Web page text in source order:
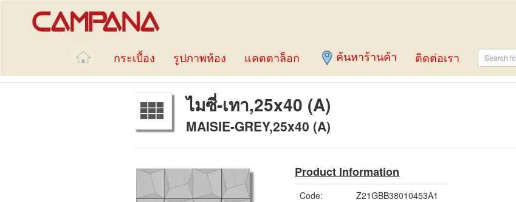
กระเบื้อง รูปภาพห้อง แคตตาล็อก ค้นหาร้านค้า ติดต่อเรา
ไมซี่-เทา,25x40 (A)
MAISIE-GREY,25x40 (A)
Product Information
Code:
Z21GBB38010453A1